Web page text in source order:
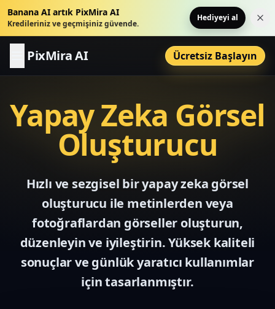
Banana AI artık PixMira AI
Kredileriniz ve geçmişiniz güvende.
Hediyeyi al Bu
PixMira AI Ücretsiz Başlayın
Yapay Zeka Görsel
Oluşturucu
Hızlı ve sezgisel bir yapay zeka görsel
oluşturucu ile metinlerden veya
fotoğraflardan görseller oluşturun,
düzenleyin ve iyileştirin. Yüksek kaliteli
sonuçlar ve günlük yaratıcı kullanımlar
için tasarlanmıştır.